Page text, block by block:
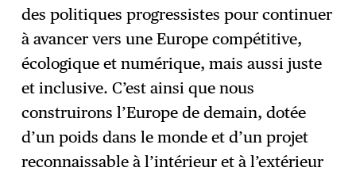
des politiques progressistes pour continuer
à avancer vers une Europe compétitive,
écologique et numérique, mais aussi juste
et inclusive. C’est ainsi que nous
construirons l’Europe de demain, dotée
d’un poids dans le monde et d’un projet
reconnaissable à l’intérieur et à l’extérieur